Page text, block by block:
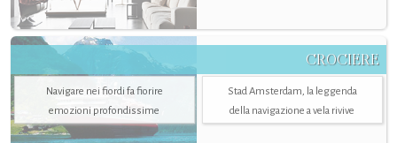
CROCIERE
Navigare nei fiordi fa fiorire
emozioni profondissime
Stad Amsterdam, la leggenda
della navigazione a vela rivive